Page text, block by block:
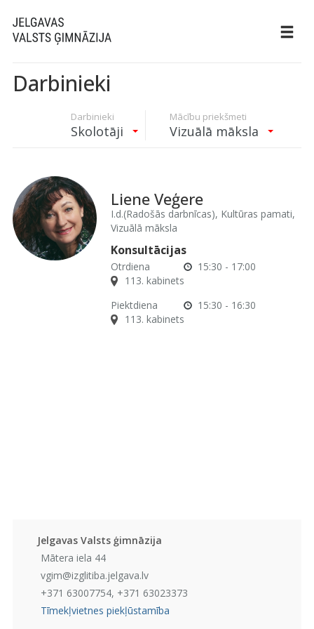
Darbinieki
Darbinieki
Skolotāji
Mācību priekšmeti
Vizuālā māksla
Liene Veģere
I.d.(Radošās darbnīcas), Kultūras pamati,
Vizuālā māksla
Konsultācijas
Otrdiena
15:30 - 17:00
113. kabinets
Piektdiena
15:30 - 16:30
113. kabinets
Jelgavas Valsts ģimnāzija
Mātera iela 44
vgim@izglitiba.jelgava.lv
+371 63007754, +371 63023373
Tīmekļvietnes piekļūstamība